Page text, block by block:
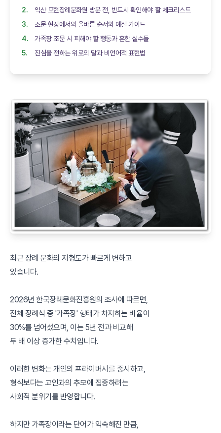
익산 모현장례문화원 방문 전, 반드시 확인해야 할 체크리스트
조문 현장에서의 올바른 순서와 예절 가이드
가족장 조문 시 피해야 할 행동과 흔한 실수들
진심을 전하는 위로의 말과 비언어적 표현법
최근 장례 문화의 지형도가 빠르게 변하고
있습니다.
2026년 한국장례문화진흥원의 조사에 따르면,
전체 장례식 중 '가족장' 형태가 차지하는 비율이
30%를 넘어섰으며, 이는 5년 전과 비교해
두 배 이상 증가한 수치입니다.
이러한 변화는 개인의 프라이버시를 중시하고,
형식보다는 고인과의 추모에 집중하려는
사회적 분위기를 반영합니다.
하지만 가족장이라는 단어가 익숙해진 만큼,